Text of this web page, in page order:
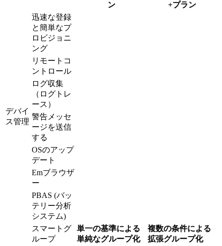
ン
+プラン
デバイ
ス管理
迅速な登録
と簡単なプ
ロビジョニ
ング
リモートコ
ントロール
ログ収集
（ログトレ
ース）
警告メッセ
ージを送信
する
OSのアップ
デート
Emブラウザ
ー
PBAS (バッ
テリー分析
システム)
スマートグ
ループ
単一の基準による
単純なグループ化
複数の条件による
拡張グループ化